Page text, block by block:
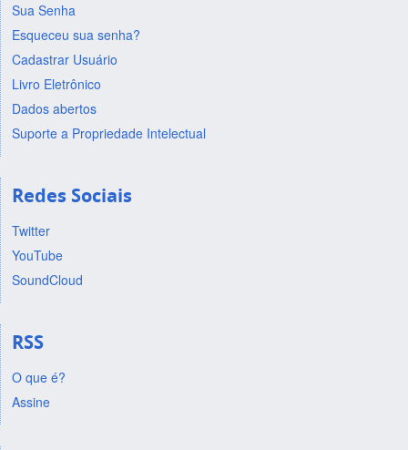
Sua Senha
Esqueceu sua senha?
Cadastrar Usuário
Livro Eletrônico
Dados abertos
Suporte a Propriedade Intelectual
Redes Sociais
Twitter
YouTube
SoundCloud
RSS
O que é?
Assine